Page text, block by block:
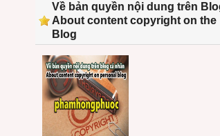
Về bản quyền nội dung trên
About content copyright on the
Blog